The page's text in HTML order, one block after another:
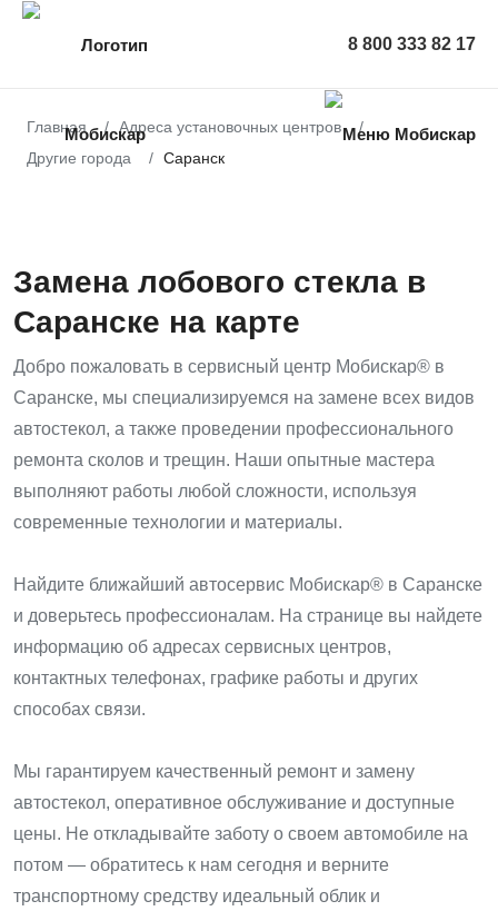
8 800 333 82 17
Главная
Адреса установочных центров
Другие города
Саранск
Замена лобового стекла в
Саранске на карте
Добро пожаловать в сервисный центр Мобискар® в
Саранске, мы специализируемся на замене всех видов
автостекол, а также проведении профессионального
ремонта сколов и трещин. Наши опытные мастера
выполняют работы любой сложности, используя
современные технологии и материалы.
Найдите ближайший автосервис Мобискар® в Саранске
и доверьтесь профессионалам. На странице вы найдете
информацию об адресах сервисных центров,
контактных телефонах, графике работы и других
способах связи.
Мы гарантируем качественный ремонт и замену
автостекол, оперативное обслуживание и доступные
цены. Не откладывайте заботу о своем автомобиле на
потом — обратитесь к нам сегодня и верните
транспортному средству идеальный облик и
ЗАМЕНА ЛОБОВОГО СТЕКЛА
УСТАНОВКА ЛОБОВОГО СТЕКЛА
РЕМОНТ СКОЛОВ
КАТАЛОГ ЛОБОВЫХ СТЕКОЛ
БРЕНДЫ АВТОСТЕКОЛ
МОСКВА
ДРУГИЕ ГОРОДА
О КОМПАНИИ
АКЦИИ
БЛОГ
НАШИ МАСТЕРА
ВАКАНСИИ
ВОПРОС-ОТВЕТ